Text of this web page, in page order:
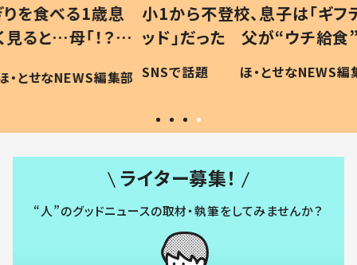
歳息
？」
編集部
小1から不登校、息子は「ギフテ
ッド」だった 父が“ウチ給食”を
作り続ける理由とは #令和の親
#令和の子
SNSで話題 ほ・とせなNEWS編集部
ひ孫
が、抱
「涙
い」
ライター募集！
“人”のグッドニュースの取材・執筆をしてみませんか？